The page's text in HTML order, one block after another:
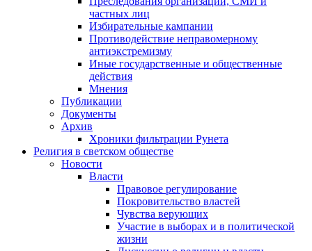
частных лиц
Избирательные кампании
Противодействие неправомерному
антиэкстремизму
Иные государственные и общественные
действия
Мнения
Публикации
Документы
Архив
Хроники фильтрации Рунета
Религия в светском обществе
Новости
Власти
Правовое регулирование
Покровительство властей
Чувства верующих
Участие в выборах и в политической
жизни